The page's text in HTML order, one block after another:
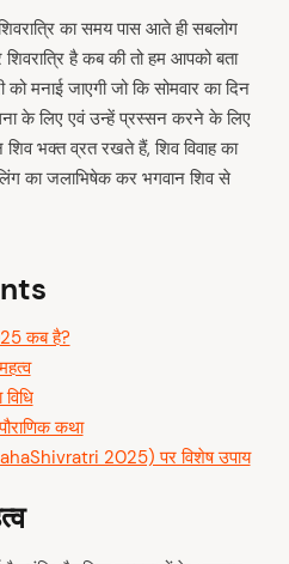
का समय पास आते ही सबलोग
है कब की तो हम आपको बता
को मनाई जाएगी जो कि सोमवार का दिन
के लिए एवं उन्हें प्रस्सन करने के लिए
भक्त व्रत रखते हैं, शिव विवाह का
का जलाभिषेक कर भगवान शिव से
कब है?
कथा
2025) पर विशेष उपाय